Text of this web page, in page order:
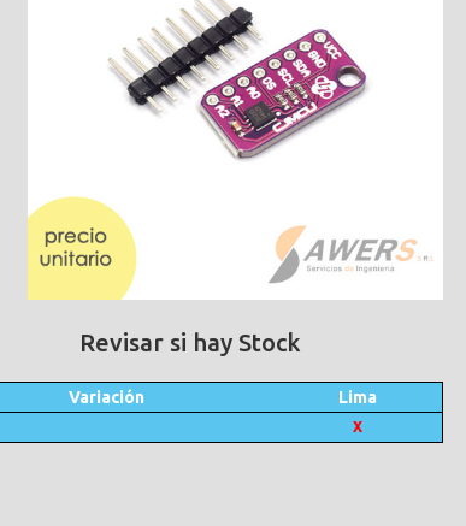
Revisar si hay Stock
Variación Lima
X